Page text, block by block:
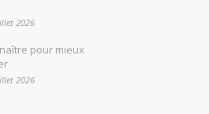
2026
pour mieux
2026